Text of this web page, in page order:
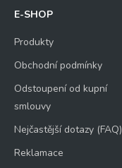
E-SHOP
Produkty
Obchodní podmínky
Odstoupení od kupní
smlouvy
Nejčastější dotazy (FAQ)
Reklamace